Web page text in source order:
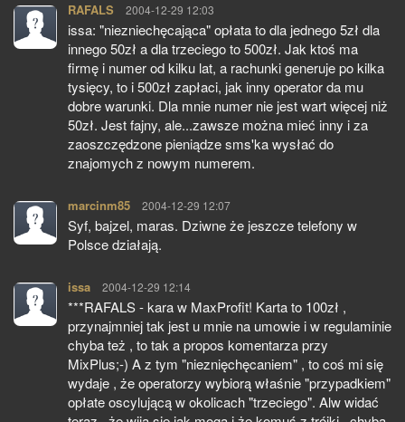
RAFALS pisze:
2004-12-29 12:03
issa: "niezniechęcająca" opłata to dla jednego 5zł dla
innego 50zł a dla trzeciego to 500zł. Jak ktoś ma
firmę i numer od kilku lat, a rachunki generuje po kilka
tysięcy, to i 500zł zapłaci, jak inny operator da mu
dobre warunki. Dla mnie numer nie jest wart więcej niż
50zł. Jest fajny, ale...zawsze można mieć inny i za
zaoszczędzone pieniądze sms'ka wysłać do
znajomych z nowym numerem.
marcinm85 pisze:
2004-12-29 12:07
Syf, bajzel, maras. Dziwne że jeszcze telefony w
Polsce działają.
issa pisze:
2004-12-29 12:14
***RAFALS - kara w MaxProfit! Karta to 100zł ,
przynajmniej tak jest u mnie na umowie i w regulaminie
chyba też , to tak a propos komentarza przy
MixPlus;-) A z tym "nieznięchęcaniem" , to coś mi się
wydaje , że operatorzy wybiorą właśnie "przypadkiem"
opłate oscylującą w okolicach "trzeciego". Alw widać